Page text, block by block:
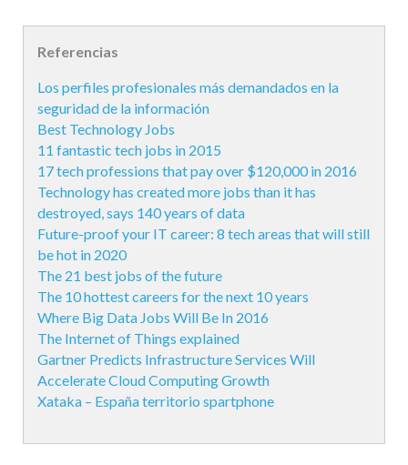
Referencias
Los perfiles profesionales más demandados en la
seguridad de la información
Best Technology Jobs
11 fantastic tech jobs in 2015
17 tech professions that pay over $120,000 in 2016
Technology has created more jobs than it has
destroyed, says 140 years of data
Future-proof your IT career: 8 tech areas that will still
be hot in 2020
The 21 best jobs of the future
The 10 hottest careers for the next 10 years
Where Big Data Jobs Will Be In 2016
The Internet of Things explained
Gartner Predicts Infrastructure Services Will
Accelerate Cloud Computing Growth
Xataka – España territorio spartphone